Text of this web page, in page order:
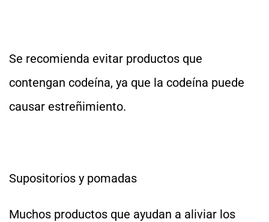
Se recomienda evitar productos que
contengan codeína, ya que la codeína puede
causar estreñimiento.
Supositorios y pomadas
Muchos productos que ayudan a aliviar los